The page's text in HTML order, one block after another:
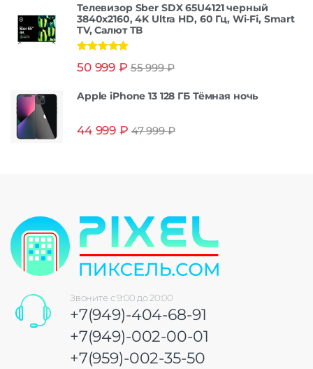
Телевизор Sber SDX 65U4121 черный
3840x2160, 4K Ultra HD, 60 Гц, Wi-Fi, Smart
TV, Салют ТВ
из 5
50 999 ₽ 55 999₽
Apple iPhone 13 128 ГБ Тёмная ночь
44 999 ₽ 47 999₽
Звоните с 9:00 до 20:00
+7(949)-404-68-91
+7(949)-002-00-01
+7(959)-002-35-50